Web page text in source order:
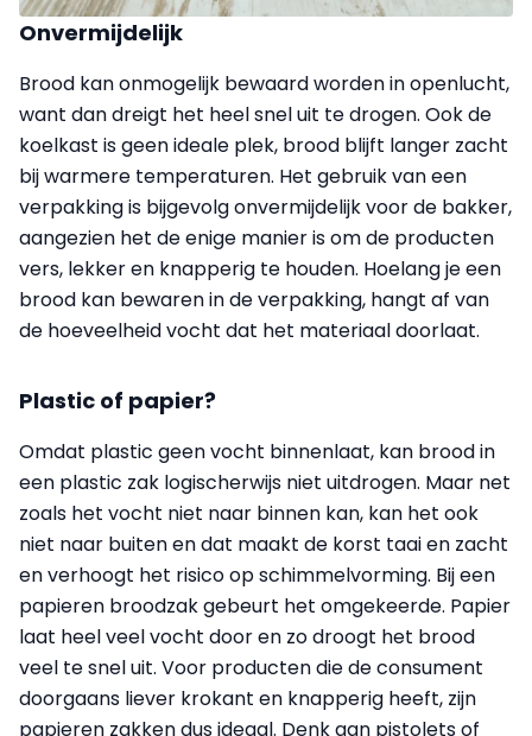
Onvermijdelijk
Brood kan onmogelijk bewaard worden in openlucht,
want dan dreigt het heel snel uit te drogen. Ook de
koelkast is geen ideale plek, brood blijft langer zacht
bij warmere temperaturen. Het gebruik van een
verpakking is bijgevolg onvermijdelijk voor de bakker,
aangezien het de enige manier is om de producten
vers, lekker en knapperig te houden. Hoelang je een
brood kan bewaren in de verpakking, hangt af van
de hoeveelheid vocht dat het materiaal doorlaat.
Plastic of papier?
Omdat plastic geen vocht binnenlaat, kan brood in
een plastic zak logischerwijs niet uitdrogen. Maar net
zoals het vocht niet naar binnen kan, kan het ook
niet naar buiten en dat maakt de korst taai en zacht
en verhoogt het risico op schimmelvorming. Bij een
papieren broodzak gebeurt het omgekeerde. Papier
laat heel veel vocht door en zo droogt het brood
veel te snel uit. Voor producten die de consument
doorgaans liever krokant en knapperig heeft, zijn
papieren zakken dus ideaal. Denk aan pistolets of